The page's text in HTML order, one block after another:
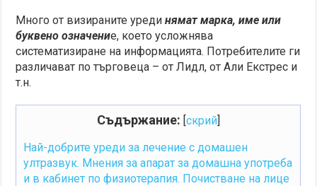
Много от визираните урединямат марка, име или
буквено означение, което усложнява
систематизиране на информацията. Потребителите ги
различават по търговеца – от Лидл, от Али Екстрес и
т.н.
Съдържание: скрий]
Най-добрите уреди за лечение с домашен
ултразвук. Мнения за апарат за домашна употреба
и в кабинет по физиотерапия. Почистване на лице